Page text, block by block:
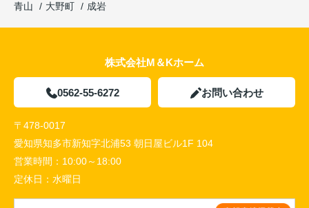
青山
大野町 成岩
株式会社M＆Kホーム
0562-55-6272 お問い合わせ
〒478-0017
愛知県知多市新知字北浦53 朝日屋ビル1F 104
営業時間： 10:00～18:00
定休日： 水曜日